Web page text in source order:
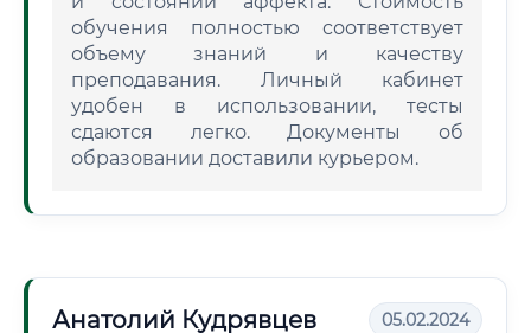
обучения полностью соответствует
объему знаний и качеству
преподавания. Личный кабинет
удобен в использовании, тесты
сдаются легко. Документы об
образовании доставили курьером.
Анатолий Кудрявцев 05.02.2024